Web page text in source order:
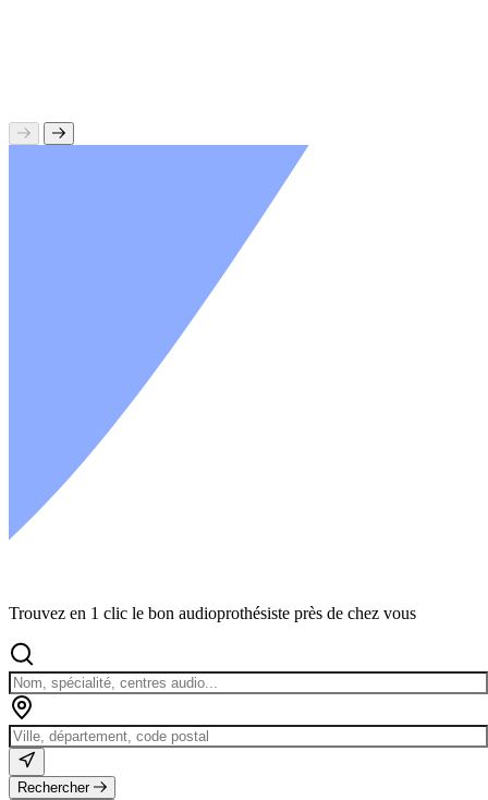
Trouvez en 1 clic le bon audioprothésiste près de chez vous
Rechercher